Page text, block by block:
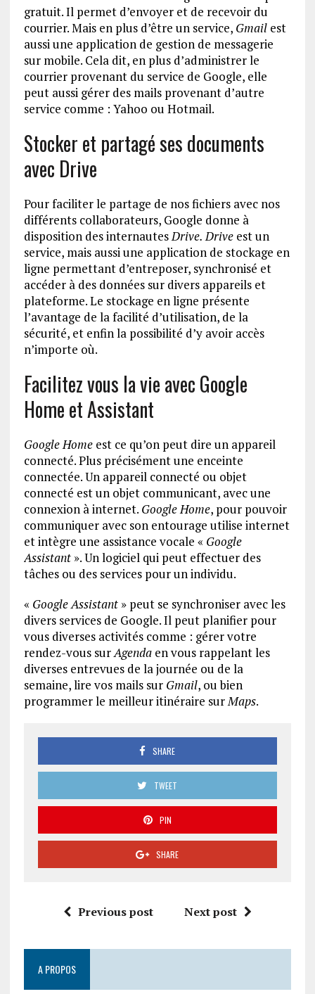
gratuit. Il permet d’envoyer et de recevoir du
courrier. Mais en plus d’être un service, Gmailest
aussi une application de gestion de messagerie
sur mobile. Cela dit, en plus d’administrer le
courrier provenant du service de Google, elle
peut aussi gérer des mails provenant d’autre
service comme : Yahoo ou Hotmail.
Stocker et partagé ses documents
avec Drive
Pour faciliter le partage de nos fichiers avec nos
différents collaborateurs, Google donne à
disposition des internautesDrive. Driveest un
service, mais aussi une application de stockage en
ligne permettant d’entreposer, synchronisé et
accéder à des données sur divers appareils et
plateforme. Le stockage en ligne présente
l’avantage de la facilité d’utilisation, de la
sécurité, et enfin la possibilité d’y avoir accès
n’importe où.
Facilitez vous la vie avec Google
Home et Assistant
Google Homeest ce qu’on peut dire un appareil
connecté. Plus précisément une enceinte
connectée. Un appareil connecté ou objet
connecté est un objet communicant, avec une
connexion à internet. Google Home, pour pouvoir
communiquer avec son entourage utilise internet
et intègre une assistance vocale « Google
Assistant». Un logiciel qui peut effectuer des
tâches ou des services pour un individu.
« Google Assistant» peut se synchroniser avec les
divers services de Google. Il peut planifier pour
vous diverses activités comme : gérer votre
rendez-vous surAgendaen vous rappelant les
diverses entrevues de la journée ou de la
semaine, lire vos mails sur Gmail, ou bien
programmer le meilleur itinéraire surMaps.
SHARE
TWEET
PIN
SHARE
Previous post Next post
A PROPOS